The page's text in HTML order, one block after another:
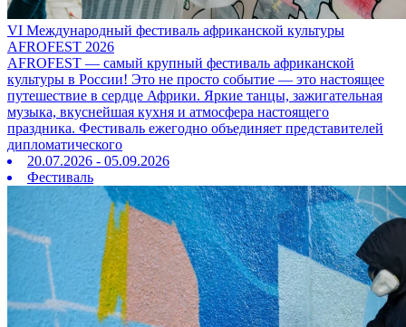
VI Международный фестиваль африканской культуры
AFROFEST 2026
AFROFEST — самый крупный фестиваль африканской
культуры в России! Это не просто событие — это настоящее
путешествие в сердце Африки. Яркие танцы, зажигательная
музыка, вкуснейшая кухня и атмосфера настоящего
праздника. Фестиваль ежегодно объединяет представителей
дипломатического
20.07.2026 - 05.09.2026
Фестиваль